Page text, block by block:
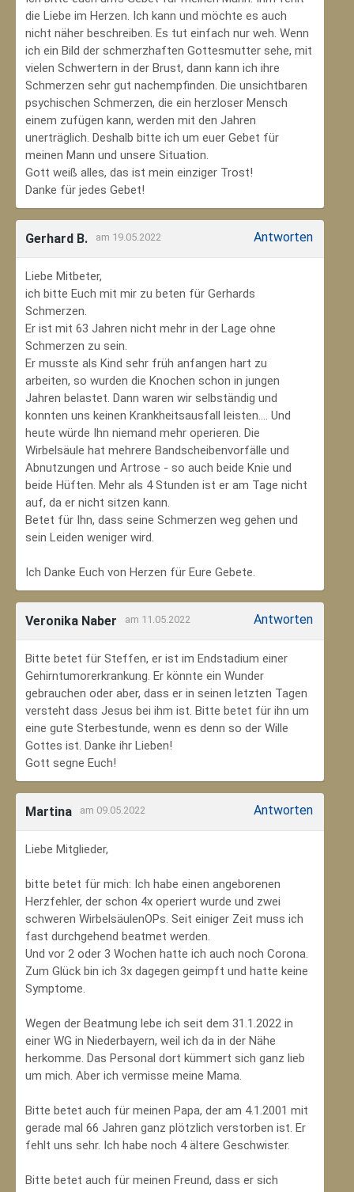
die Liebe im Herzen. Ich kann und möchte es auch
nicht näher beschreiben. Es tut einfach nur weh. Wenn
ich ein Bild der schmerzhaften Gottesmutter sehe, mit
vielen Schwertern in der Brust, dann kann ich ihre
Schmerzen sehr gut nachempfinden. Die unsichtbaren
psychischen Schmerzen, die ein herzloser Mensch
einem zufügen kann, werden mit den Jahren
unerträglich. Deshalb bitte ich um euer Gebet für
meinen Mann und unsere Situation.
Gott weiß alles, das ist mein einziger Trost!
Danke für jedes Gebet!
Gerhard B. am 19.05.2022 Antworten
Liebe Mitbeter,
ich bitte Euch mit mir zu beten für Gerhards
Schmerzen.
Er ist mit 63 Jahren nicht mehr in der Lage ohne
Schmerzen zu sein.
Er musste als Kind sehr früh anfangen hart zu
arbeiten, so wurden die Knochen schon in jungen
Jahren belastet. Dann waren wir selbständig und
konnten uns keinen Krankheitsausfall leisten.... Und
heute würde Ihn niemand mehr operieren. Die
Wirbelsäule hat mehrere Bandscheibenvorfälle und
Abnutzungen und Artrose - so auch beide Knie und
beide Hüften. Mehr als 4 Stunden ist er am Tage nicht
auf, da er nicht sitzen kann.
Betet für Ihn, dass seine Schmerzen weg gehen und
sein Leiden weniger wird.
Ich Danke Euch von Herzen für Eure Gebete.
Veronika Naber am 11.05.2022 Antworten
Bitte betet für Steffen, er ist im Endstadium einer
Gehirntumorerkrankung. Er könnte ein Wunder
gebrauchen oder aber, dass er in seinen letzten Tagen
versteht dass Jesus bei ihm ist. Bitte betet für ihn um
eine gute Sterbestunde, wenn es denn so der Wille
Gottes ist. Danke ihr Lieben!
Gott segne Euch!
Martina am 09.05.2022 Antworten
Liebe Mitglieder,
bitte betet für mich: Ich habe einen angeborenen
Herzfehler, der schon 4x operiert wurde und zwei
schweren WirbelsäulenOPs. Seit einiger Zeit muss ich
fast durchgehend beatmet werden.
Und vor 2 oder 3 Wochen hatte ich auch noch Corona.
Zum Glück bin ich 3x dagegen geimpft und hatte keine
Symptome.
Wegen der Beatmung lebe ich seit dem 31.1.2022 in
einer WG in Niederbayern, weil ich da in der Nähe
herkomme. Das Personal dort kümmert sich ganz lieb
um mich. Aber ich vermisse meine Mama.
Bitte betet auch für meinen Papa, der am 4.1.2001 mit
gerade mal 66 Jahren ganz plötzlich verstorben ist. Er
fehlt uns sehr. Ich habe noch 4 ältere Geschwister.
Bitte betet auch für meinen Freund, dass er sich